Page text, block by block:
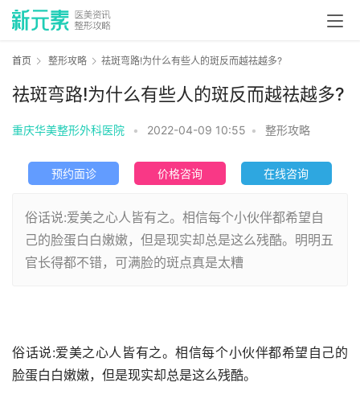
首页 整形攻略 祛斑弯路!为什么有些人的斑反而越祛越多?
祛斑弯路!为什么有些人的斑反而越祛越多?
重庆华美整形外科医院 • 2022-04-09 10:55 • 整形攻略
预约面诊 价格咨询 在线咨询
俗话说:爱美之心人皆有之。相信每个小伙伴都希望自
己的脸蛋白白嫩嫩，但是现实却总是这么残酷。明明五
官长得都不错，可满脸的斑点真是太糟
俗话说:爱美之心人皆有之。相信每个小伙伴都希望自己的
脸蛋白白嫩嫩，但是现实却总是这么残酷。